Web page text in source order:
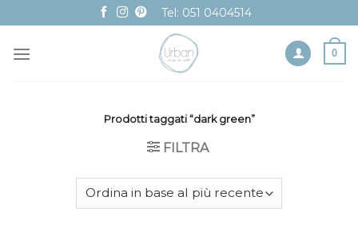
to
content
Tel: 051 0404514
0
Prodotti taggati “dark green”
FILTRA